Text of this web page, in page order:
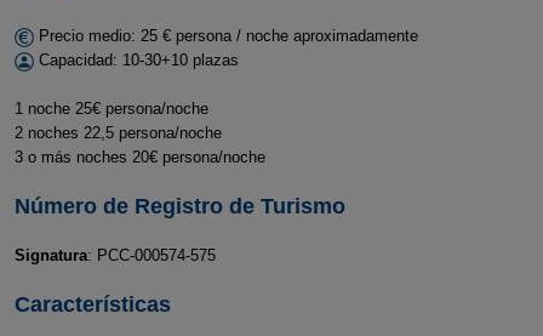
Precio medio: 25 € persona / noche aproximadamente
Capacidad: 10-30+10 plazas
1 noche 25€ persona/noche
2 noches 22,5 persona/noche
3 o más noches 20€ persona/noche
Número de Registro de Turismo
Signatura: PCC-000574-575
Características